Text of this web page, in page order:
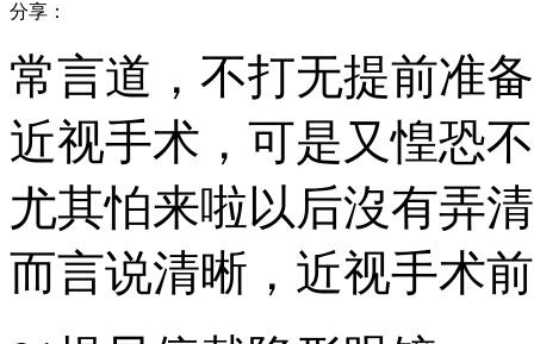
分享：
常言道，不打无提前准
近视手术，可是又惶恐
尤其怕来啦以后沒有弄
而言说清晰，近视手术